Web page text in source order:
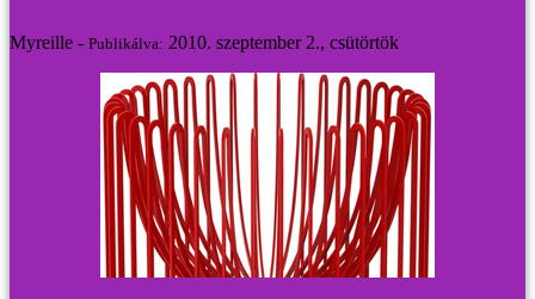
Myreille - Publikálva: 2010. szeptember 2., csütörtök